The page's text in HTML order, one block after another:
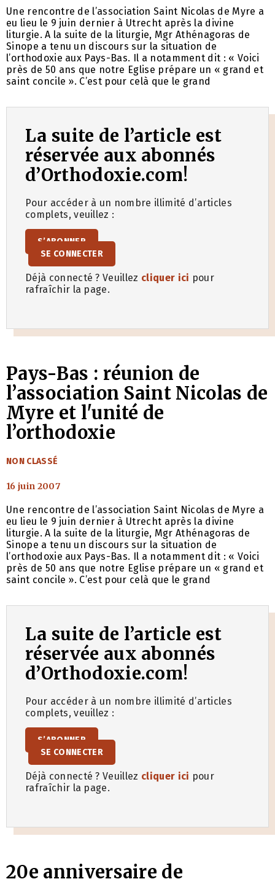
Une rencontre de l’association Saint Nicolas de Myre a
eu lieu le 9 juin dernier à Utrecht après la divine
liturgie. A la suite de la liturgie, Mgr Athénagoras de
Sinope a tenu un discours sur la situation de
l’orthodoxie aux Pays-Bas. Il a notamment dit : « Voici
près de 50 ans que notre Eglise prépare un « grand et
saint concile ». C’est pour celà que le grand
La suite de l’article est
réservée aux abonnés
d’Orthodoxie.com!
Pour accéder à un nombre illimité d’articles
complets, veuillez :
S’ABONNER
SE CONNECTER
Déjà connecté ? Veuillez cliquer ici pour
rafraîchir la page.
Pays-Bas : réunion de
l’association Saint Nicolas de
Myre et l'unité de
l’orthodoxie
CATÉGORIES
NON CLASSÉ
16 juin 2007
Une rencontre de l’association Saint Nicolas de Myre a
eu lieu le 9 juin dernier à Utrecht après la divine
liturgie. A la suite de la liturgie, Mgr Athénagoras de
Sinope a tenu un discours sur la situation de
l’orthodoxie aux Pays-Bas. Il a notamment dit : « Voici
près de 50 ans que notre Eglise prépare un « grand et
saint concile ». C’est pour celà que le grand
La suite de l’article est
réservée aux abonnés
d’Orthodoxie.com!
Pour accéder à un nombre illimité d’articles
complets, veuillez :
S’ABONNER
SE CONNECTER
Déjà connecté ? Veuillez cliquer ici pour
rafraîchir la page.
20e anniversaire de